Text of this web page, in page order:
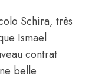
Schira, très
Ismael
contrat
belle